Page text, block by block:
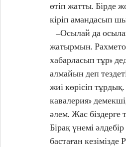
өтіп жатты. Бірде
кіріп амандасып
жатырмын.
хабарласып тұр»
алмайын деп
жиі көрісіп
кавалерия»
әлем. Жас біздерге
Бірақ үнемі
бастаған